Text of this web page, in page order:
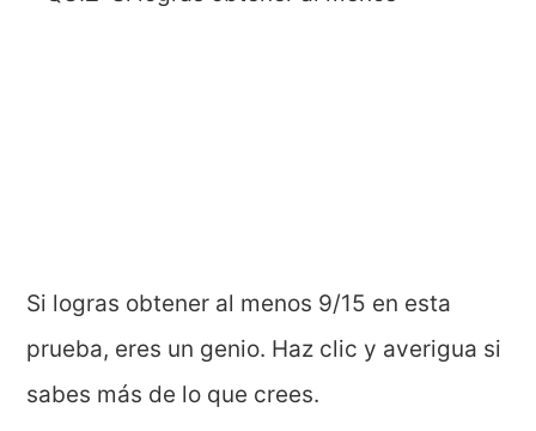
Si logras obtener al menos 9/15 en esta
prueba, eres un genio. Haz clic y averigua si
sabes más de lo que crees.